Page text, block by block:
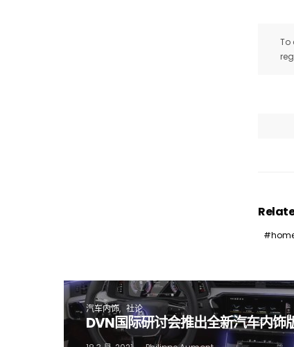
To
汽车内饰 社论
DVN国际研讨会推出全新汽车内饰